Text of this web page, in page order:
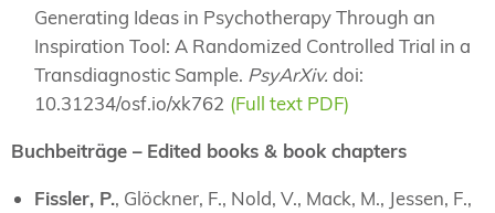
Generating Ideas in Psychotherapy Through an
Inspiration Tool: A Randomized Controlled Trial in a
Transdiagnostic Sample. PsyArXiv. doi:
10.31234/osf.io/xk762 (Full text PDF)
Buchbeiträge – Edited books & book chapters
Fissler, P., Glöckner, F., Nold, V., Mack, M., Jessen, F.,